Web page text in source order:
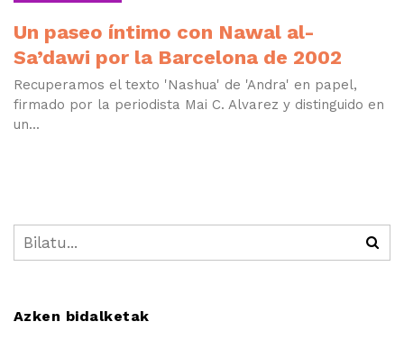
Un paseo íntimo con Nawal al-
Sa’dawi por la Barcelona de 2002
Recuperamos el texto 'Nashua' de 'Andra' en papel,
firmado por la periodista Mai C. Alvarez y distinguido en
un...
Azken bidalketak